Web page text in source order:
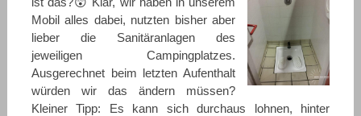
Mobil alles dabei, nutzten bisher aber
lieber die Sanitäranlagen des
jeweiligen Campingplatzes.
Ausgerechnet beim letzten Aufenthalt
würden wir das ändern müssen?
Kleiner Tipp: Es kann sich durchaus lohnen, hinter